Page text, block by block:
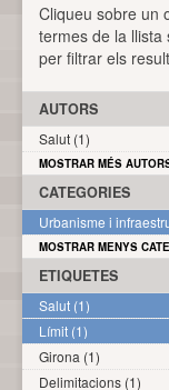
Cliqueu sobre un
termes de la llista
per filtrar els
AUTORS
Salut (1)
MOSTRAR MÉS
CATEGORIES
Urbanisme i
MOSTRAR MENYS
ETIQUETES
Salut (1)
Límit (1)
Girona (1)
Delimitacions (1)